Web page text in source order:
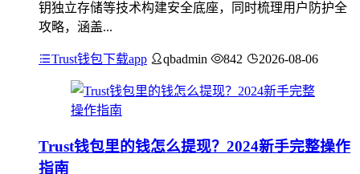
钥独立存储等技术构建安全底座，同时梳理用户防护全
攻略，涵盖...
Trust钱包下载app qbadmin 842 2026-08-06
Trust钱包里的钱怎么提现？2024新手完整操作
指南